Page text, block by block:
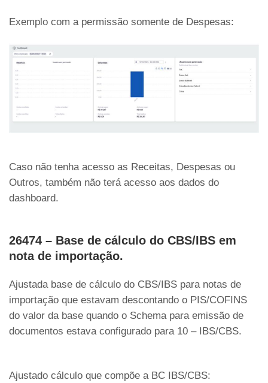
Exemplo com a permissão somente de Despesas:
Caso não tenha acesso as Receitas, Despesas ou
Outros, também não terá acesso aos dados do
dashboard.
26474 – Base de cálculo do CBS/IBS em
nota de importação.
Ajustada base de cálculo do CBS/IBS para notas de
importação que estavam descontando o PIS/COFINS
do valor da base quando o Schema para emissão de
documentos estava configurado para 10 – IBS/CBS.
Ajustado cálculo que compõe a BC IBS/CBS: